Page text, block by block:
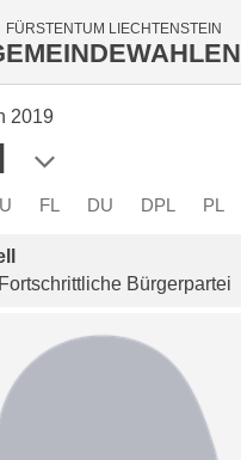
FÜRSTENTUM LIECHTENSTEIN
2019
FL DU DPL PL
Bürgerpartei